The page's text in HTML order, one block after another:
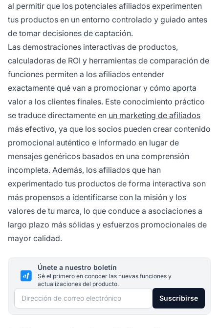
al permitir que los potenciales afiliados experimenten
tus productos en un entorno controlado y guiado antes
de tomar decisiones de captación.
Las demostraciones interactivas de productos,
calculadoras de ROI y herramientas de comparación de
funciones permiten a los afiliados entender
exactamente qué van a promocionar y cómo aporta
valor a los clientes finales. Este conocimiento práctico
se traduce directamente en un marketing de afiliados
más efectivo, ya que los socios pueden crear contenido
promocional auténtico e informado en lugar de
mensajes genéricos basados en una comprensión
incompleta. Además, los afiliados que han
experimentado tus productos de forma interactiva son
más propensos a identificarse con la misión y los
valores de tu marca, lo que conduce a asociaciones a
largo plazo más sólidas y esfuerzos promocionales de
mayor calidad.
Únete a nuestro boletín
Sé el primero en conocer las nuevas funciones y
actualizaciones del producto.
Dirección de correo electrónico Suscribirse